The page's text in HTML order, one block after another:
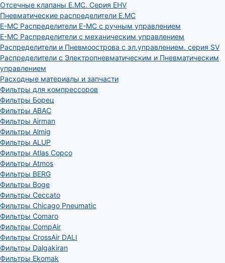
Отсечные клапаны E.MC. Серия EHV
Пневматические распределители E.MC
E-MC Распределители E-MC с ручным управлением
E-MC Распределители с механическим управлением
Распределители и Пневмоострова с эл.управлением. серия SV
Распределители с Электропневматическим и Пневматическим
управлением
Расходные материалы и запчасти
Фильтры для компрессоров
Фильтры Борец
Фильтры ABAC
Фильтры Airman
Фильтры Almig
Фильтры ALUP
Фильтры Atlas Copco
Фильтры Atmos
Фильтры BERG
Фильтры Boge
Фильтры Ceccato
Фильтры Chicago Pneumatic
Фильтры Comaro
Фильтры CompAir
Фильтры CrossAir DALI
Фильтры Dalgakiran
Фильтры Ekomak